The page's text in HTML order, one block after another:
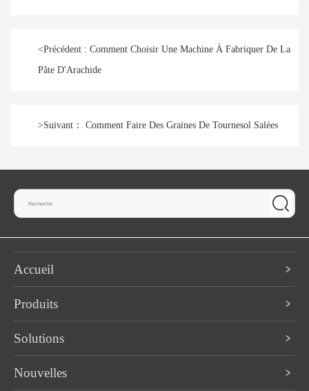
<Précédent : Comment Choisir Une Machine À Fabriquer De La
Pâte D'Arachide
>Suivant： Comment Faire Des Graines De Tournesol Salées
Accueil
Produits
Solutions
Nouvelles